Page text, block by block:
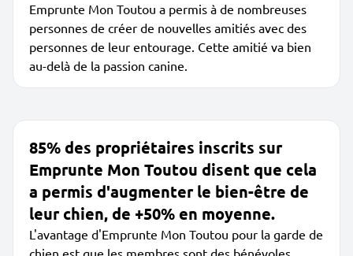
Emprunte Mon Toutou a permis à de nombreuses
personnes de créer de nouvelles amitiés avec des
personnes de leur entourage. Cette amitié va bien
au-delà de la passion canine.
85% des propriétaires inscrits sur
Emprunte Mon Toutou disent que cela
a permis d'augmenter le bien-être de
leur chien, de +50% en moyenne.
L'avantage d'Emprunte Mon Toutou pour la garde de
chien est que les membres sont des bénévoles,